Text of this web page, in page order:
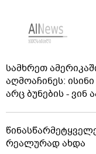
სამხრეთ
აღმოაჩინეს:
არც ბუნების -
რეალურად ახდა